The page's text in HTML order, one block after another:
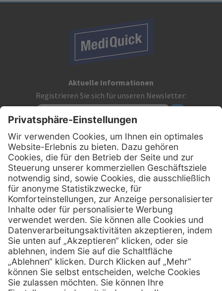
Aktuelle Informationen
Registrieren Sie sich für unseren Newsletter:
Kontakt
MediQuick Arzt- und Krankenhausbedarfshandel GmbH
Hans-Wunderlich-Straße 7
D-49078 Osnabrück
Telefon:0800 - 633 43 66
E-Mail: info @ mediquick.de
Services
Serviceversprechen
Hilfe
FAQs